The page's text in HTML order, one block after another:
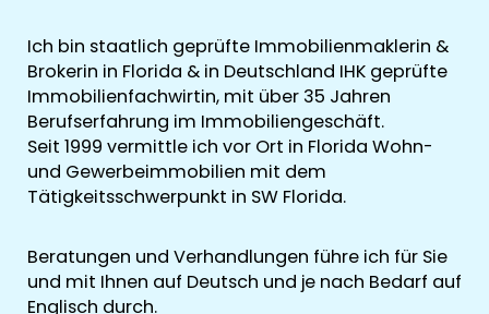
Ich bin staatlich geprüfte Immobilienmaklerin &
Brokerin in Florida & in Deutschland IHK geprüfte
Immobilienfachwirtin, mit über 35 Jahren
Berufserfahrung im Immobiliengeschäft.
Seit 1999 vermittle ich vor Ort in Florida Wohn-
und Gewerbeimmobilien mit dem
Tätigkeitsschwerpunkt in SW Florida.
Beratungen und Verhandlungen führe ich für Sie
und mit Ihnen auf Deutsch und je nach Bedarf auf
Englisch durch.